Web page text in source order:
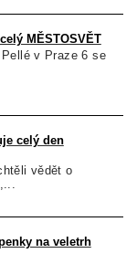
MĚSTOSVĚT
v Praze 6 se
celý den
vědět o
na veletrh